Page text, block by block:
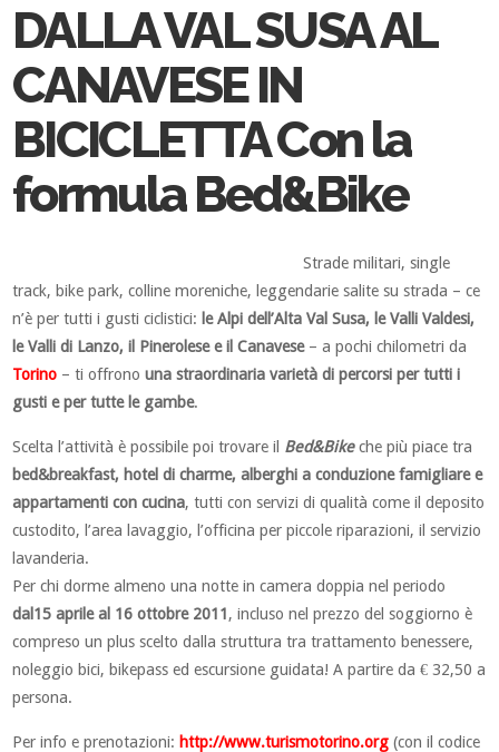
DALLA VAL SUSA AL
CANAVESE IN
BICICLETTA Con la
formula Bed&Bike
Strade militari, single
track, bike park, colline moreniche, leggendarie salite su strada – ce
n’è per tutti i gusti ciclistici: le Alpi dell’Alta Val Susa, le Valli Valdesi,
le Valli di Lanzo, il Pinerolese e il Canavese– a pochi chilometri da
Torino – ti offronouna straordinaria varietà di percorsi per tutti i
gusti e per tutte le gambe.
Scelta l’attività è possibile poi trovare il Bed&Bikeche più piace tra
bed&breakfast, hotel di charme, alberghi a conduzione famigliare e
appartamenti con cucina, tutti con servizi di qualità come il deposito
custodito, l’area lavaggio, l’officina per piccole riparazioni, il servizio
lavanderia.
Per chi dorme almeno una notte in camera doppia nel periodo
dal15 aprile al 16 ottobre 2011, incluso nel prezzo del soggiorno è
compreso un plus scelto dalla struttura tra trattamento benessere,
noleggio bici, bikepass ed escursione guidata! A partire da € 32,50 a
persona.
Per info e prenotazioni: http://www.turismotorino.org (con il codice